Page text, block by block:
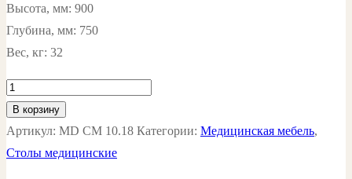
Высота, мм: 900
Глубина, мм: 750
Вес, кг: 32
Количество
товара
Стол
медицинский
В корзину
Артикул: MD СМ 10.18 Категории: Медицинская мебель,
Столы медицинские